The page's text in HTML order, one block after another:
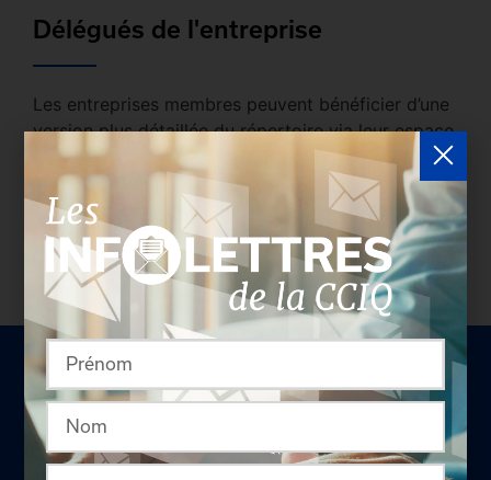
Délégués de l'entreprise
Les entreprises membres peuvent bénéficier d’une
version plus détaillée du répertoire via leur espace
sécurisé. Connectez-vous
afin de consulter le
profil complet des entreprises incluant les
coordonnées des délégués inscrits. Vous n'êtes
pas membre? N'attendez plus etdevenez membre!